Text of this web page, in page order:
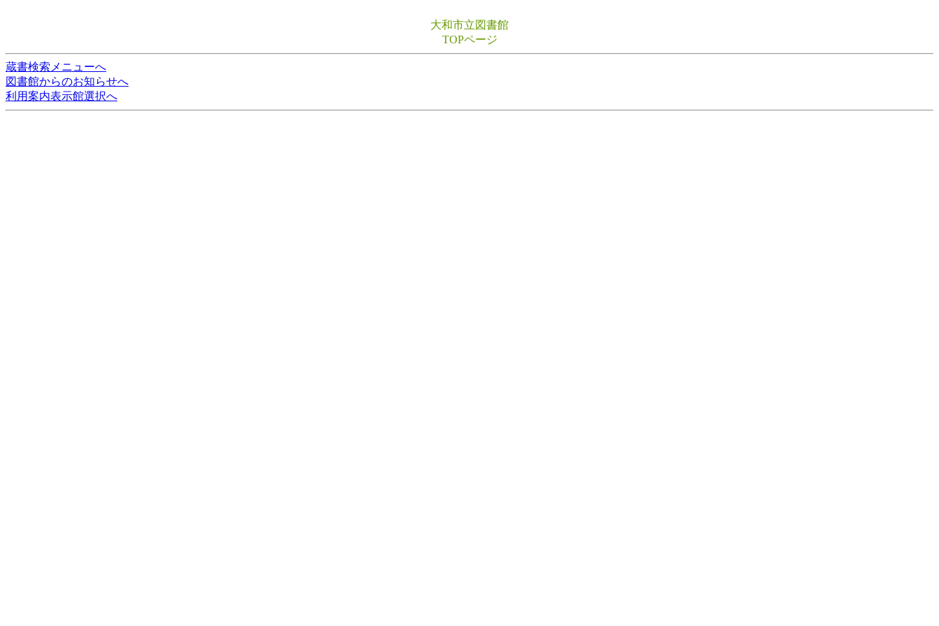
大和市立図書館
TOPページ
蔵書検索メニューへ
図書館からのお知らせへ
利用案内表示館選択へ